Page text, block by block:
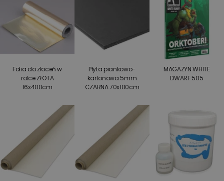
Folia do złoceń w
rolce ZŁOTA
16x400cm
Płyta piankowo-
kartonowa 5mm
CZARNA 70x100cm
MAGAZYN WHITE
DWARF 505